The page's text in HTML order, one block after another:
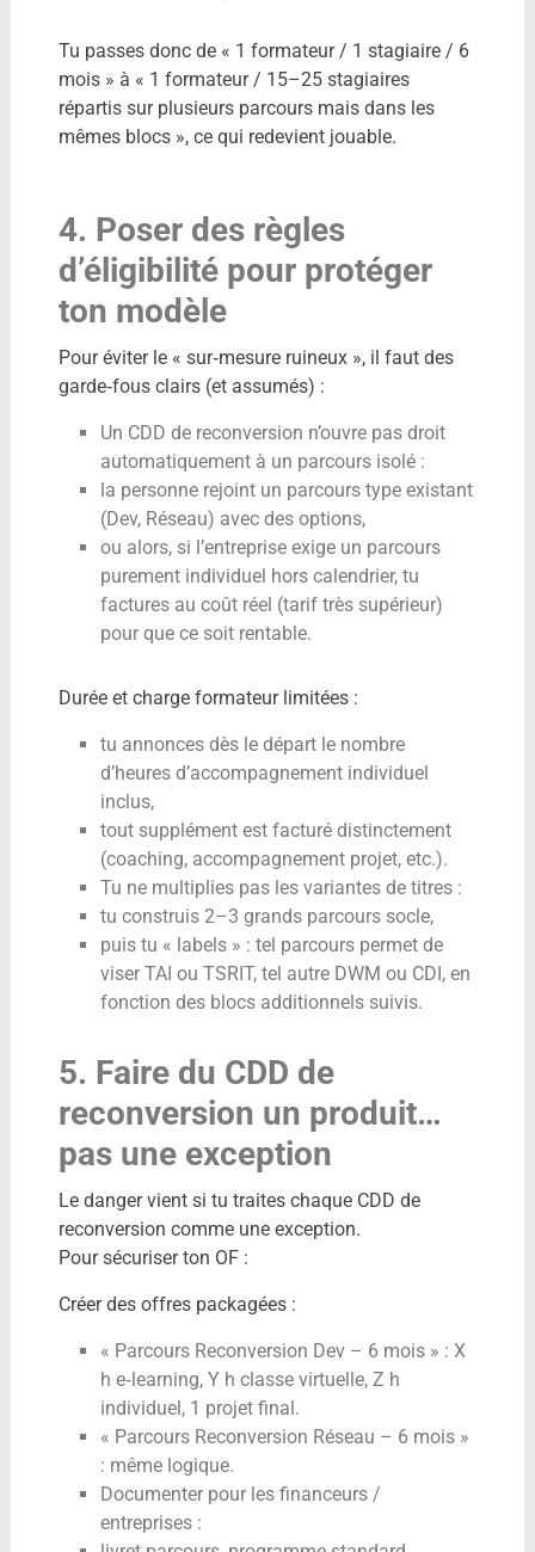
Tu passes donc de « 1 formateur / 1 stagiaire / 6
mois » à « 1 formateur / 15–25 stagiaires
répartis sur plusieurs parcours mais dans les
mêmes blocs », ce qui redevient jouable.
4. Poser des règles
d’éligibilité pour protéger
ton modèle
Pour éviter le « sur‑mesure ruineux », il faut des
garde‑fous clairs (et assumés) :
Un CDD de reconversion n’ouvre pas droit
automatiquement à un parcours isolé :
la personne rejoint un parcours type existant
(Dev, Réseau) avec des options,
ou alors, si l’entreprise exige un parcours
purement individuel hors calendrier, tu
factures au coût réel (tarif très supérieur)
pour que ce soit rentable.
Durée et charge formateur limitées :
tu annonces dès le départ le nombre
d’heures d’accompagnement individuel
inclus,
tout supplément est facturé distinctement
(coaching, accompagnement projet, etc.).
Tu ne multiplies pas les variantes de titres :
tu construis 2–3 grands parcours socle,
puis tu « labels » : tel parcours permet de
viser TAI ou TSRIT, tel autre DWM ou CDI, en
fonction des blocs additionnels suivis.
5. Faire du CDD de
reconversion un produit…
pas une exception
Le danger vient si tu traites chaque CDD de
reconversion comme une exception.
Pour sécuriser ton OF :
Créer des offres packagées :
« Parcours Reconversion Dev – 6 mois » : X
h e‑learning, Y h classe virtuelle, Z h
individuel, 1 projet final.
« Parcours Reconversion Réseau – 6 mois »
: même logique.
Documenter pour les financeurs /
entreprises :